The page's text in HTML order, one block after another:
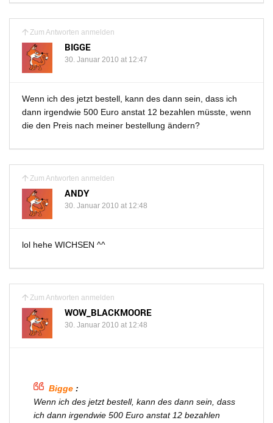
Zum Antworten anmelden
BIGGE
30. Januar 2010 at 12:47
Wenn ich des jetzt bestell, kann des dann sein, dass ich
dann irgendwie 500 Euro anstat 12 bezahlen müsste, wenn
die den Preis nach meiner bestellung ändern?
Zum Antworten anmelden
ANDY
30. Januar 2010 at 12:48
lol hehe WICHSEN ^^
Zum Antworten anmelden
WOW_BLACKMOORE
30. Januar 2010 at 12:48
Bigge:
Wenn ich des jetzt bestell, kann des dann sein, dass
ich dann irgendwie 500 Euro anstat 12 bezahlen